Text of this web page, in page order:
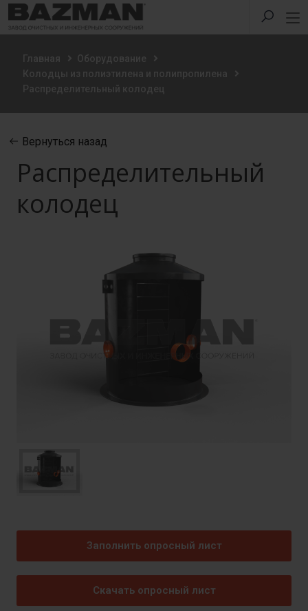
Главная
Оборудование
Колодцы из полиэтилена и полипропилена
Распределительный колодец
Вернуться назад
Распределительный
колодец
Заполнить опросный лист
Скачать опросный лист